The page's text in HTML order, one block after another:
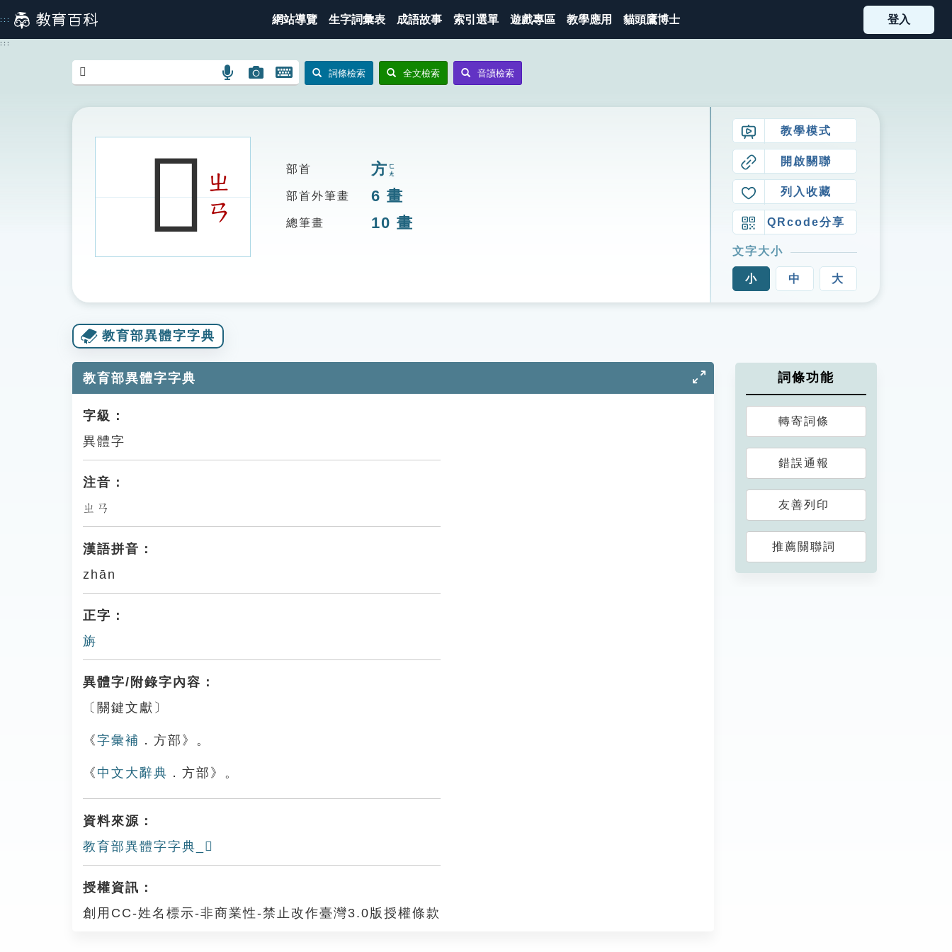
到
主
::: 網站導覽 生字詞彙表 成語故事 索引選單 遊戲專區 教學應用 貓頭鷹博士 登入
:::
語
搜
圖
圖
搜
開
鍵
詞條檢索 全文檢索 音讀檢索
𣃯ㄓ
ㄢ
部首 方 ㄈㄤ
部首外筆畫 6 畫
總筆畫 10 畫
教學模式
開啟關聯
列入收藏
QRcode分享
文字大小
小 中 大
教育部異體字字典
教育部異體字字典
字級：
異體字
注音：
ㄓㄢ
漢語拼音：
zhān
正字：
旃
異體字/附錄字內容：
〔關鍵文獻〕
《字彙補 ．方部》。
《 中文大辭典 ．方部》。
資料來源：
教育部異體字字典_𣃯
授權資訊：
創用CC-姓名標示-非商業性-禁止改作臺灣3.0版授權條款
詞條功能
轉寄詞條
錯誤通報
友善列印
推薦關聯詞